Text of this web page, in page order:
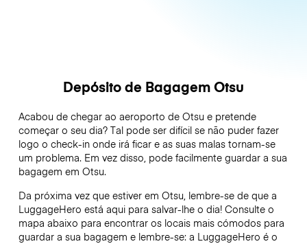
Depósito de Bagagem Otsu
Acabou de chegar ao aeroporto de Otsu e pretende
começar o seu dia? Tal pode ser difícil se não puder fazer
logo o check-in onde irá ficar e as suas malas tornam-se
um problema. Em vez disso, pode facilmente guardar a sua
bagagem em Otsu.
Da próxima vez que estiver em Otsu, lembre-se de que a
LuggageHero está aqui para salvar-lhe o dia! Consulte o
mapa abaixo para encontrar os locais mais cómodos para
guardar a sua bagagem e lembre-se: a LuggageHero é o